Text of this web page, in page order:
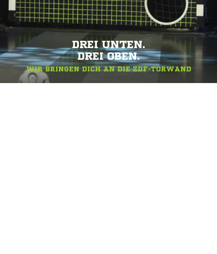
DREI UNTEN.
DREI OBEN.
WIR BRINGEN DICH AN DIE ZDF-TORWAND